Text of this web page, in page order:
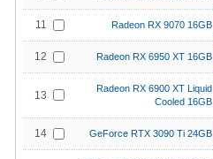
11 Radeon RX 9070 16GB
12 Radeon RX 6950 XT 16GB
13
Radeon RX 6900 XT Liquid
Cooled 16GB
14 GeForce RTX 3090 Ti 24GB